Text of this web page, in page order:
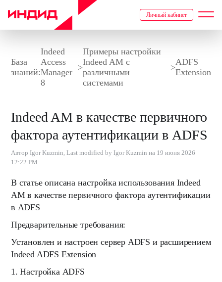
Личный кабинет
База
знаний:
Indeed
Access
Manager
8
>
Примеры настройки
Indeed AM с
различными
системами
>
ADFS
Extension
Indeed AM в качестве первичного
фактора аутентификации в ADFS
Автор Igor Kuzmin, Last modified by Igor Kuzmin на 19 июня 2026
12:22 PM
В статье описана настройка использования Indeed
AMв качестве первичного фактора аутентификации
в ADFS
Предварительные требования:
Установлен и настроен сервер ADFS и расширением
Indeed ADFS Extension
1. Настройка ADFS